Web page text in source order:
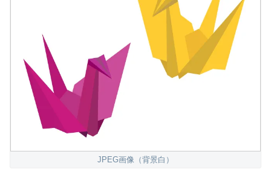
JPEG画像（背景白）